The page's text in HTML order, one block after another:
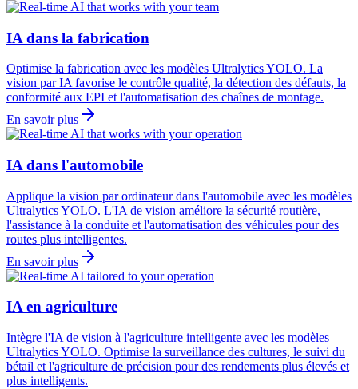
IA dans la fabrication
Optimise la fabrication avec les modèles Ultralytics YOLO. La
vision par IA favorise le contrôle qualité, la détection des défauts, la
conformité aux EPI et l'automatisation des chaînes de montage.
En savoir plus
IA dans l'automobile
Applique la vision par ordinateur dans l'automobile avec les modèles
Ultralytics YOLO. L'IA de vision améliore la sécurité routière,
l'assistance à la conduite et l'automatisation des véhicules pour des
routes plus intelligentes.
En savoir plus
IA en agriculture
Intègre l'IA de vision à l'agriculture intelligente avec les modèles
Ultralytics YOLO. Optimise la surveillance des cultures, le suivi du
bétail et l'agriculture de précision pour des rendements plus élevés et
plus intelligents.